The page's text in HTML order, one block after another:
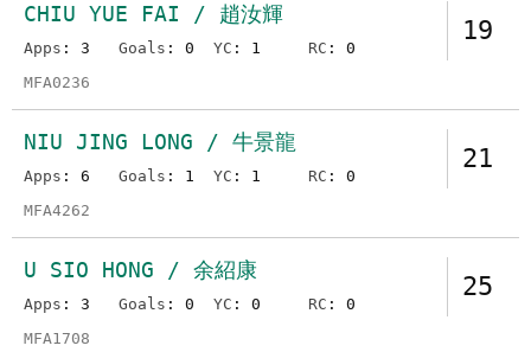
19
CHIU YUE FAI / 趙汝輝
Apps : 3 Goals : 0 YC : 1 RC : 0
MFA0236
21
NIU JING LONG / 牛景龍
Apps : 6 Goals : 1 YC : 1 RC : 0
MFA4262
25
U SIO HONG / 余紹康
Apps : 3 Goals : 0 YC : 0 RC : 0
MFA1708